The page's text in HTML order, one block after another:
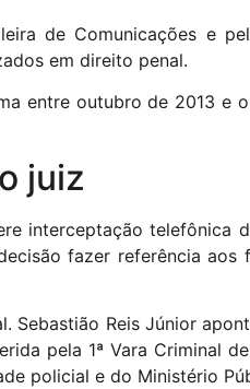
de Comunicações e
em direito penal.
entre outubro de 2013 e
juiz
interceptação telefônica
fazer referência aos
Sebastião Reis Júnior
pela 1ª Vara Criminal
policial e do Ministério